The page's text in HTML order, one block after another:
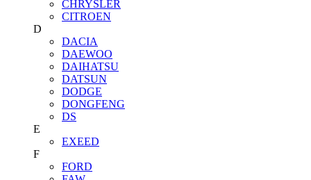
CHRYSLER
CITROEN
D
DACIA
DAEWOO
DAIHATSU
DATSUN
DODGE
DONGFENG
DS
E
EXEED
F
FORD